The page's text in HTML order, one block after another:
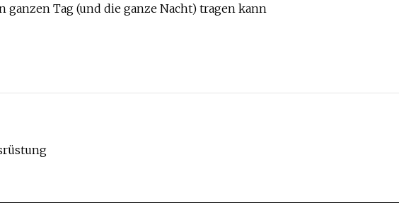
ganzen Tag (und die ganze Nacht) tragen kann